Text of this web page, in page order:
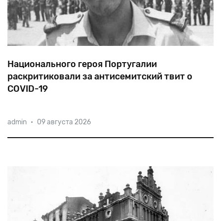
Национального героя Португалии
раскритиковали за антисемитский твит о
COVID-19
финансовых рынках, они скупили и получили
вакцины в нужном количестве, — написал на днях в
admin • 09 августа 2026